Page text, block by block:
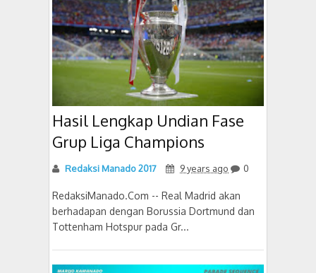
Hasil Lengkap Undian Fase
Grup Liga Champions
Redaksi Manado 2017 9 years ago 0
RedaksiManado.Com -- Real Madrid akan
berhadapan dengan Borussia Dortmund dan
Tottenham Hotspur pada Gr...